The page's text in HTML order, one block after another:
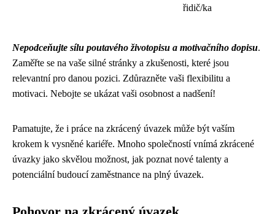
řidič/ka
Nepodceňujte sílu poutavého životopisu a motivačního dopisu.
Zaměřte se na vaše silné stránky a zkušenosti, které jsou
relevantní pro danou pozici. Zdůrazněte vaši flexibilitu a
motivaci. Nebojte se ukázat vaši osobnost a nadšení!
Pamatujte, že i práce na zkrácený úvazek může být vaším
krokem k vysněné kariéře. Mnoho společností vnímá zkrácené
úvazky jako skvělou možnost, jak poznat nové talenty a
potenciální budoucí zaměstnance na plný úvazek.